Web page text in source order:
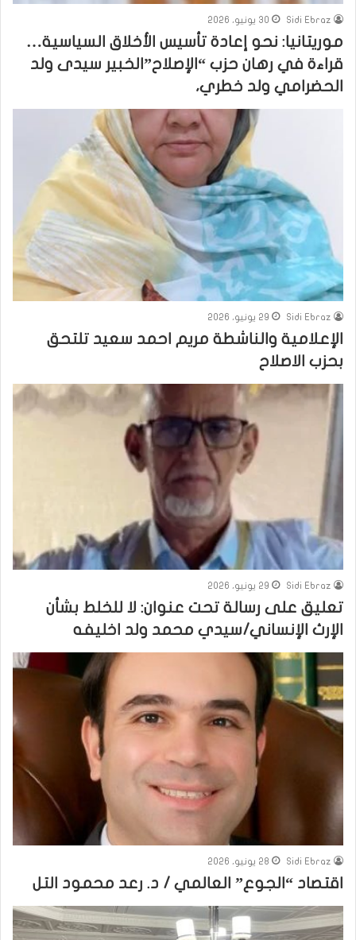
Sidi Ebraz 30 يونيو، 2026
​موريتانيا: نحو إعادة تأسيس الأخلاق السياسية…
قراءة في رهان حزب “الإصلاح”الخبير سيدى ولد
الحضرامي ولد خطري،
Sidi Ebraz 29 يونيو، 2026
الإعلامية والناشطة مريم احمد سعيد تلتحق
بحزب الاصلاح
Sidi Ebraz 29 يونيو، 2026
تعليق على رسالة تحت عنوان: لا للخلط بشأن
الإرث الإنساني/سيدي محمد ولد اخليفه
Sidi Ebraz 28 يونيو، 2026
اقتصاد “الجوع” العالمي / د. رعد محمود التل